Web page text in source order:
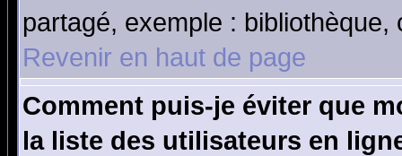
partagé, exemple :
Revenir en haut de page
Comment puis-je éviter que
la liste des utilisateurs en